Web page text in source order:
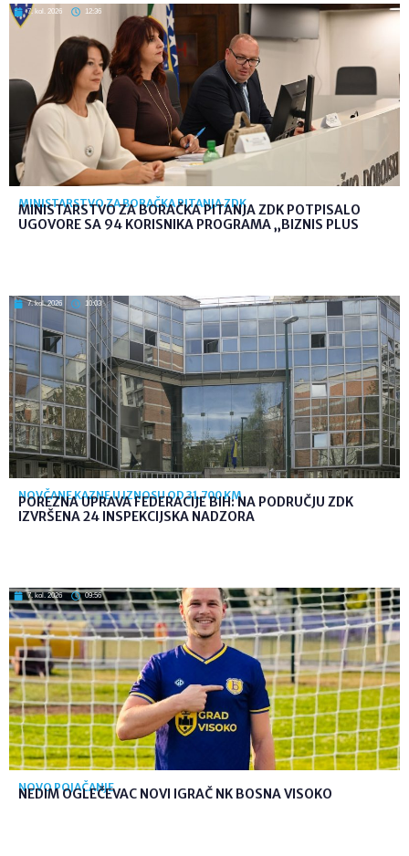
7. kol. 2026 12:36
MINISTARSTVO ZA BORAČKA PITANJA ZDK
MINISTARSTVO ZA BORAČKA PITANJA ZDK POTPISALO
UGOVORE SA 94 KORISNIKA PROGRAMA „BIZNIS PLUS
7. kol. 2026 10:03
NOVČANE KAZNE U IZNOSU OD 31.700 KM
POREZNA UPRAVA FEDERACIJE BIH: NA PODRUČJU ZDK
IZVRŠENA 24 INSPEKCIJSKA NADZORA
7. kol. 2026 09:56
NOVO POJAČANJE
NEDIM OGLEČEVAC NOVI IGRAČ NK BOSNA VISOKO